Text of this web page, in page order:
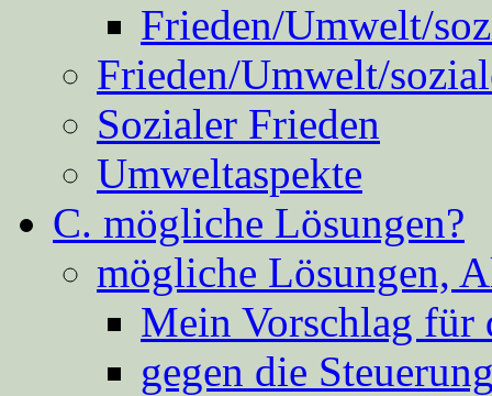
Frieden/Umwelt/
Frieden/Umwelt/
Sozialer Frieden
Umweltaspekte
C. mögliche Lösungen?
mögliche Lösungen,
Mein Vorschlag für
gegen die